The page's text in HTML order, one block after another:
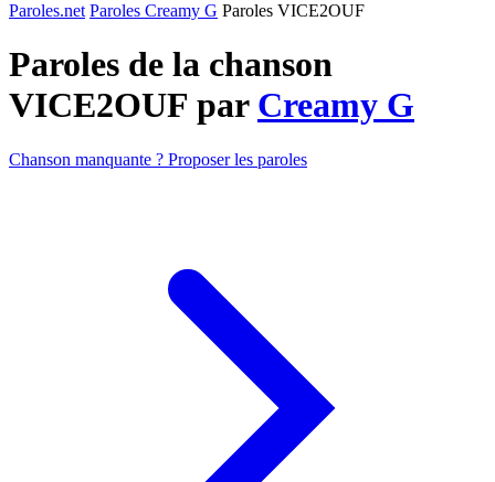
Paroles.net Paroles Creamy G Paroles VICE2OUF
Paroles de la chanson
VICE2OUF par Creamy G
Chanson manquante ? Proposer les paroles